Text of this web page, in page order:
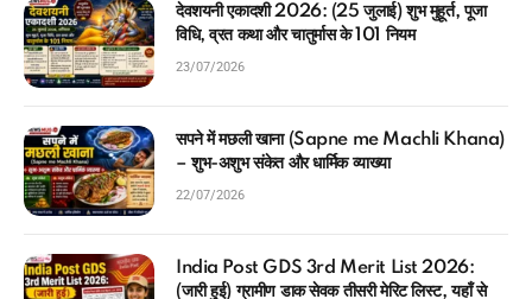
देवशयनी एकादशी 2026: (25 जुलाई) शुभ मुहूर्त, पूजा
विधि, व्रत कथा और चातुर्मास के 101 नियम
23/07/2026
सपने में मछली खाना (Sapne me Machli Khana)
– शुभ-अशुभ संकेत और धार्मिक व्याख्या
22/07/2026
India Post GDS 3rd Merit List 2026:
(जारी हुई) ग्रामीण डाक सेवक तीसरी मेरिट लिस्ट, यहाँ से